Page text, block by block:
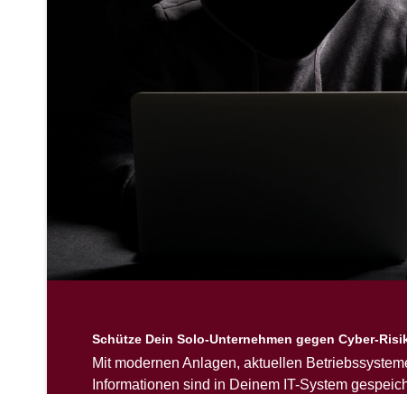
Schütze Dein Solo-Unternehmen gegen Cyber-
Mit modernen Anlagen, aktuellen
Informationen sind in Deinem IT-System